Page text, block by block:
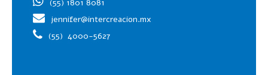
(55) 1801 8081
jennifer@intercreacion.mx
(55) 4000-5627